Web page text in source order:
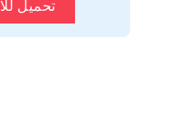
تحميل